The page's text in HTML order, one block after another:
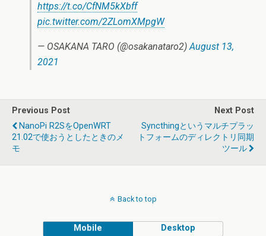
https://t.co/CfNM5kXbff
pic.twitter.com/2ZLomXMpgW
— OSAKANA TARO (@osakanataro2)August 13,
2021
Previous Post
NanoPi R2SをOpenWRT
21.02で使おうとしたときのメ
モ
Next Post
Syncthingというマルチプラッ
トフォームのディレクトリ同期
ツール
Back to top
Mobile Desktop